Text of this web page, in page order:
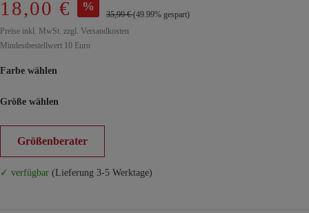
18,00 € %
35,99 €(49.99% gespart)
Preise inkl. MwSt. zzgl. Versandkosten
Mindestbestellwert 10 Euro
Farbe wählen
Größe wählen
Größenberater
✓ verfügbar (Lieferung 3-5 Werktage)